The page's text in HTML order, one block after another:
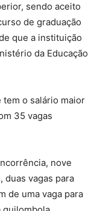
sendo aceito
de graduação
que a instituição
da Educação
tem o salário maior
35 vagas
nove
duas vagas para
de uma vaga para